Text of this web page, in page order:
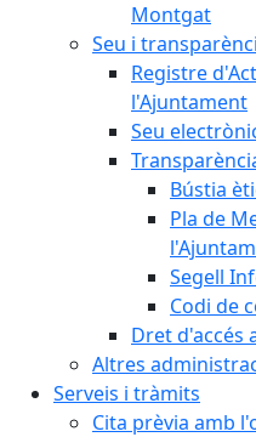
Montgat
Seu i
Registre
l'Ajuntament
Seu
Bústia
Pla de
Segell
Codi de
Dret d'accés
Altres
Serveis i tràmits
Cita prèvia amb